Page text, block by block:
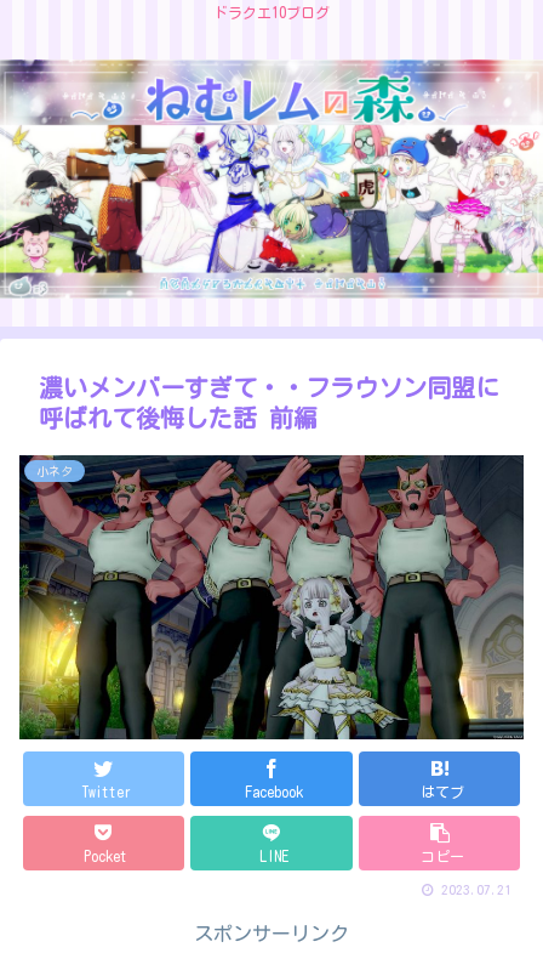
ドラクエ10ブログ
濃いメンバーすぎて・・フラウソン同盟に
呼ばれて後悔した話 前編
小ネタ
Twitter Facebook はてブ
Pocket LINE コピー
2023.07.21
スポンサーリンク